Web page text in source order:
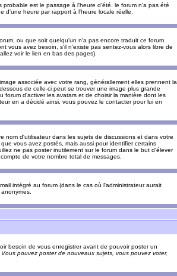
est le passage à l'heure d'été. le forum n'a pas été
d'une heure par rapport à l'heure locale réelle.
ou que soit quelqu'un n'a pas encore traduit ce forum
vous avez besoin, s'il n'existe pas sentez-vous alors libre de
voir le lien en bas des pages).
associée avec votre rang, générallement elles prennent la
de celle-ci peut se trouver une image plus grande
forum d'activer les avatars et de choisir la manière dont les
en a décidé ainsi, vous pouvez le contacter pour lui en
d'utilisateur dans les sujets de discussions et dans votre
vous avez postés, mais aussi pour identifier certains
ne pas poster inutilement sur le forum dans le but d'élever
de votre nombre total de messages.
intégré au forum (dans le cas où l'administrateur aurait
besoin de vous enregistrer avant de pouvoir poster un
Vous pouvez poster de nouveaux sujets, vous pouvez voter,